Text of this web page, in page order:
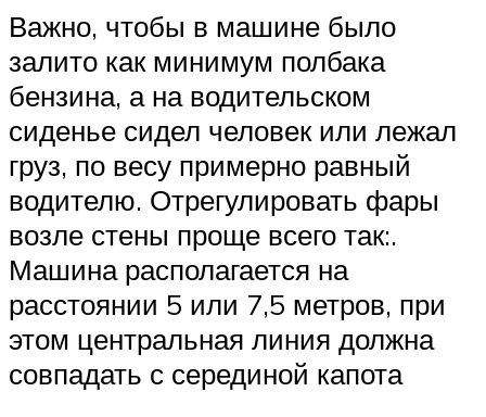
Важно, чтобы в машине было
залито как минимум полбака
бензина, а на водительском
сиденье сидел человек или лежал
груз, по весу примерно равный
водителю. Отрегулировать фары
возле стены проще всего так:.
Машина располагается на
расстоянии 5 или 7,5 метров, при
этом центральная линия должна
совпадать с серединой капота